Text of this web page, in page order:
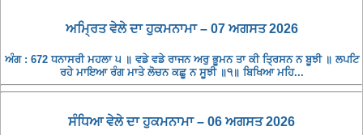
ਅਮ੍ਰਿਤ ਵੇਲੇ ਦਾ ਹੁਕਮਨਾਮਾ – 07 ਅਗਸਤ 2026
ਅੰਗ : 672 ਧਨਾਸਰੀ ਮਹਲਾ ੫ ॥ ਵਡੇ ਵਡੇ ਰਾਜਨ ਅਰੁ ਭੂਮਨ ਤਾ ਕੀ ਤ੍ਰਿਸਨ ਨ ਬੂਝੀ ॥ ਲਪਟਿ
ਰਹੇ ਮਾਇਆ ਰੰਗ ਮਾਤੇ ਲੋਚਨ ਕਛੂ ਨ ਸੂਝੀ ॥੧॥ ਬਿਖਿਆ ਮਹਿ...
ਸੰਧਿਆ ਵੇਲੇ ਦਾ ਹੁਕਮਨਾਮਾ – 06 ਅਗਸਤ 2026